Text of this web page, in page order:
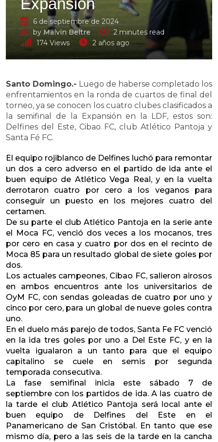
Expansión
6 de septiembre de 2024
by Malvin Beltre
2 minutes read
174 Views 2 años ago
Santo Domingo.- Luego de haberse completado los
enfrentamientos en la ronda de cuartos de final del
torneo, ya se conocen los cuatro clubes clasificados a
la semifinal de la Expansión en la LDF, estos son:
Delfines del Este, Cibao FC, club Atlético Pantoja y
Santa Fé FC.
El equipo rojiblanco de Delfines luchó para remontar
un dos a cero adverso en el partido de ida ante el
buen equipo de Atlético Vega Real, y en la vuelta
derrotaron cuatro por cero a los veganos para
conseguir un puesto en los mejores cuatro del
certamen.
De su parte el club Atlético Pantoja en la serie ante
el Moca FC, venció dos veces a los mocanos, tres
por cero en casa y cuatro por dos en el recinto de
Moca 85 para un resultado global de siete goles por
dos.
Los actuales campeones, Cibao FC, salieron airosos
en ambos encuentros ante los universitarios de
OyM FC, con sendas goleadas de cuatro por uno y
cinco por cero, para un global de nueve goles contra
uno.
En el duelo más parejo de todos, Santa Fe FC venció
en la ida tres goles por uno a Del Este FC, y en la
vuelta igualaron a un tanto para que el equipo
capitalino se cuele en semis por segunda
temporada consecutiva.
La fase semifinal inicia este sábado 7 de
septiembre con los partidos de ida. A las cuatro de
la tarde el club Atlético Pantoja será local ante el
buen equipo de Delfines del Este en el
Panamericano de San Cristóbal. En tanto que ese
mismo día, pero a las seis de la tarde en la cancha